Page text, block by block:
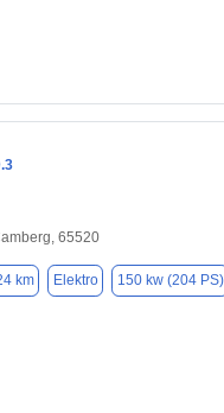
65520
km Elektro 150 kw (204 PS)